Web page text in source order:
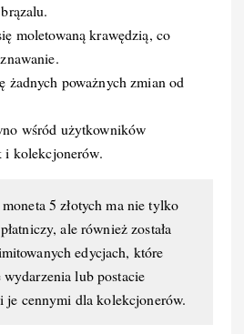
moletowaną krawędzią, co
żadnych poważnych zmian od
wśród użytkowników
i kolekcjonerów.
5 złotych ma nie tylko
ale również została
edycjach, które
lub postacie
je cennymi dla kolekcjonerów.